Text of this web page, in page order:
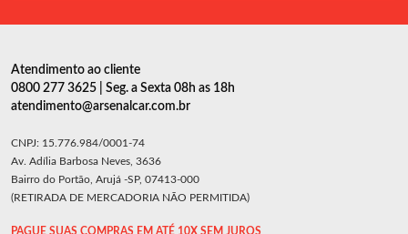
Atendimento ao cliente
0800 277 3625 | Seg. a Sexta 08h as 18h
atendimento@arsenalcar.com.br
CNPJ: 15.776.984/0001-74
Av. Adília Barbosa Neves, 3636
Bairro do Portão, Arujá -SP, 07413-000
(RETIRADA DE MERCADORIA NÃO PERMITIDA)
PAGUE SUAS COMPRAS EM ATÉ 10X SEM JUROS